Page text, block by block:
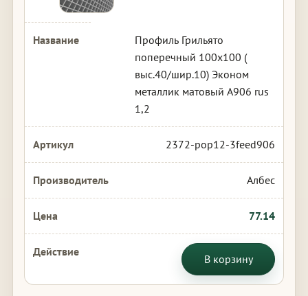
Профиль Грильято
поперечный 100х100 (
выс.40/шир.10) Эконом
металлик матовый А906 rus
1,2
2372-pop12-3feed906
Албес
77.14
В корзину